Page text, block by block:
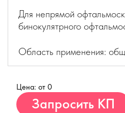
Для непрямой
бинокулятрного
Область применения:
Цена: от 0
Запросить КП